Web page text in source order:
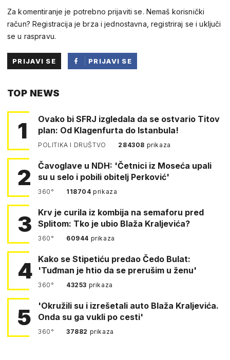
Za komentiranje je potrebno prijaviti se. Nemaš korisnički
račun? Registracija je brza i jednostavna, registriraj se i uključi
se u raspravu.
PRIJAVI SE
PRIJAVI SE
TOP NEWS
1
Ovako bi SFRJ izgledala da se ostvario Titov
plan: Od Klagenfurta do Istanbula!
POLITIKA I DRUŠTVO 284308 prikaza
2
Čavoglave u NDH: 'Četnici iz Moseća upali
su u selo i pobili obitelj Perković'
360° 118704prikaza
3
Krv je curila iz kombija na semaforu pred
Splitom: Tko je ubio Blaža Kraljevića?
360° 60944 prikaza
4 Kako se Stipetiću predao Čedo Bulat:
'Tuđman je htio da se prerušim u ženu'
360° 43253 prikaza
5
'Okružili su i izrešetali auto Blaža Kraljevića.
Onda su ga vukli po cesti'
360° 37882 prikaza